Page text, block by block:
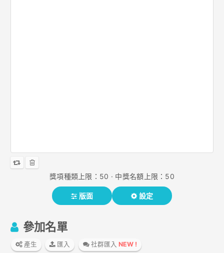
獎項種類上限：50 · 中獎名額上限：50
版面 設定
參加名單
產生 匯入 社群匯入 NEW !